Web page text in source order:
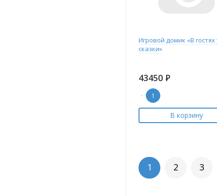
Игровой домик «В гостях
сказки»
43450 Р
-
В корзину
1 2 3